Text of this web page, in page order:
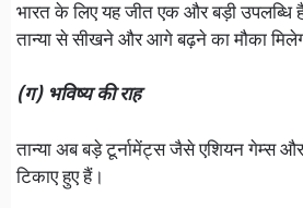
भारत के लिए यह जीत एक और बड़ी उपलब्धि
तान्या से सीखने और आगे बढ़ने का मौका
(ग) भविष्य की राह
तान्या अब बड़े टूर्नामेंट्स जैसे एशियन गेम्स
टिकाए हुए हैं।